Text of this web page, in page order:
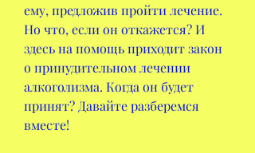
ему, предложив пройти лечение.
Но что, если он откажется? И
здесь на помощь приходит закон
о принудительном лечении
алкоголизма. Когда он будет
принят? Давайте разберемся
вместе!